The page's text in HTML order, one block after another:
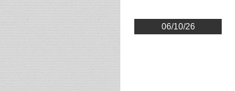
06/10/26